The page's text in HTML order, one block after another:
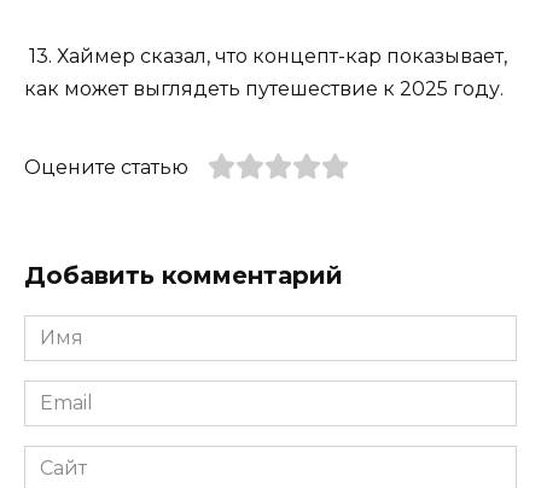
13. Хаймер сказал, что концепт-кар показывает,
как может выглядеть путешествие к 2025 году.
Оцените статью
Добавить комментарий
Имя
*
Email
*
Сайт